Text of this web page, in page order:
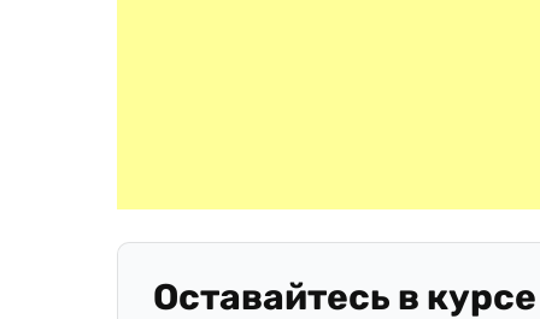
Оставайтесь в курсе